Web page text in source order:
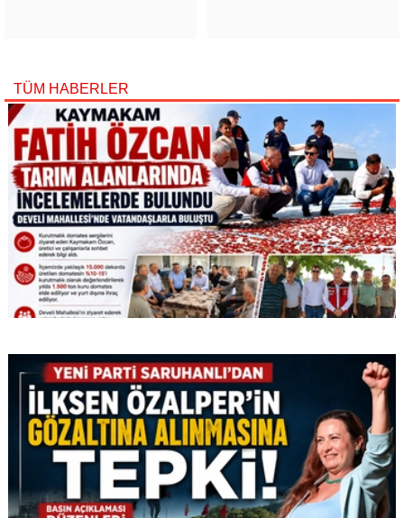
TÜM HABERLER